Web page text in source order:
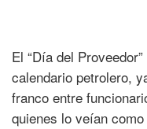
El “Día del
calendario petrolero,
franco entre
quienes lo veían